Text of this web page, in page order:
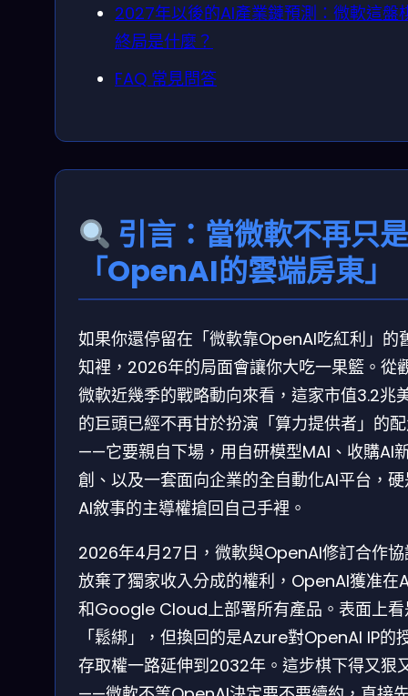
2027年以後的AI產業鏈預測：微軟這盤
終局是什麼？
FAQ 常見問答
引言：當微軟不再只
「OpenAI的雲端房東」
如果你還停留在「微軟靠OpenAI吃紅利」的
知裡，2026年的局面會讓你大吃一果籃。從
微軟近幾季的戰略動向來看，這家市值3.2兆
的巨頭已經不再甘於扮演「算力提供者」的
——它要親自下場，用自研模型MAI、收購AI
創、以及一套面向企業的全自動化AI平台，
AI敘事的主導權搶回自己手裡。
2026年4月27日，微軟與OpenAI修訂合作協
放棄了獨家收入分成的權利，OpenAI獲准在
和Google Cloud上部署所有產品。表面上看
「鬆綁」，但換回的是Azure對OpenAI IP的
存取權一路延伸到2032年。這步棋下得又狠